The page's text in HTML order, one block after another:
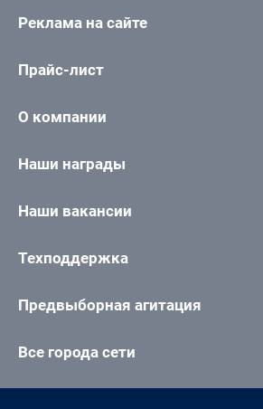
Реклама на сайте
Прайс-лист
О компании
Наши награды
Наши вакансии
Техподдержка
Предвыборная агитация
Все города сети